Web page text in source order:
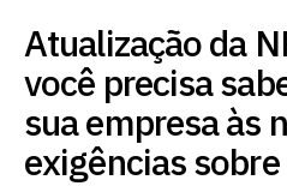
Atualização da
você precisa
sua empresa às
exigências